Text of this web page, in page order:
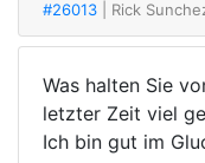
#26013 | Rick
Was halten Sie
letzter Zeit viel
Ich bin gut im